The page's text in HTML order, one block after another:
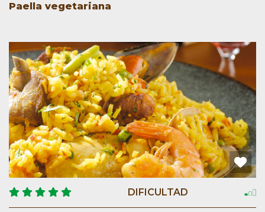
Paella vegetariana
DIFICULTAD